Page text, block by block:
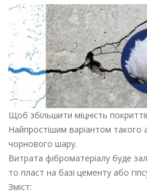
Щоб збільшити міцність
Найпростішим варіантом такого
чорнового шару.
Витрата фіброматеріалу буде
то пласт на базі цементу або
Зміст: